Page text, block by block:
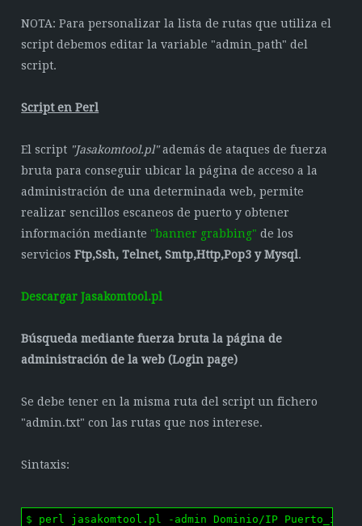
NOTA: Para personalizar la lista de rutas que utiliza el
script debemos editar la variable "admin_path" del
script.
Script en Perl
El script "Jasakomtool.pl"además de ataques de fuerza
bruta para conseguir ubicar la página de acceso a la
administración de una determinada web, permite
realizar sencillos escaneos de puerto y obtener
información mediante "banner grabbing" de los
serviciosFtp,Ssh, Telnet, Smtp,Http,Pop3 y Mysql.
Descargar Jasakomtool.pl
Búsqueda mediante fuerza bruta la página de
administración de la web (Login page)
Se debe tener en la misma ruta del script un fichero
"admin.txt" con las rutas que nos interese.
Sintaxis:
$ perl jasakomtool.pl -admin Dominio/IP